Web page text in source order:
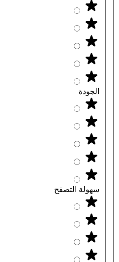
الجودة
سهولة التصفح